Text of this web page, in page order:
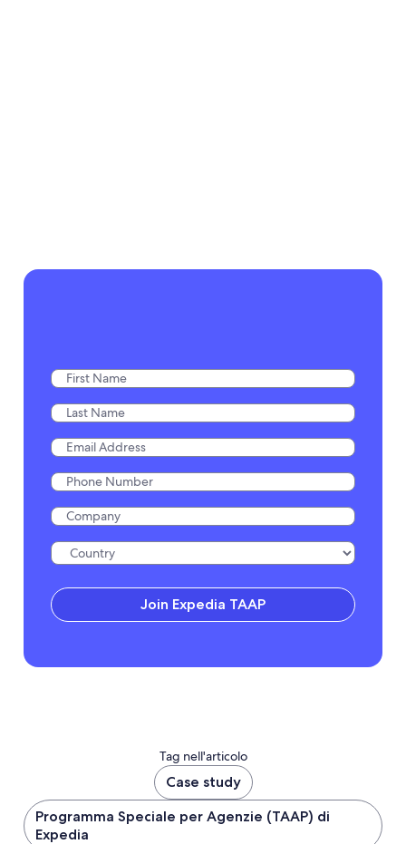
Join Expedia TAAP
Tag nell'articolo
Case study
Programma Speciale per Agenzie (TAAP) di
Expedia